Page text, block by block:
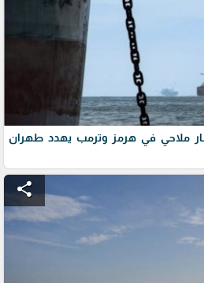
ملاحي في هرمز وترمب يهدد طهران
share